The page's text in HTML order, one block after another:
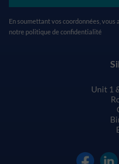
En soumettant vos coordonnées, vous
notre politique de confidentialité
Unit 1